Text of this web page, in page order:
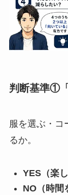
判断基準①
服を選ぶ・コ
るか。
YES（楽し
NO（時間